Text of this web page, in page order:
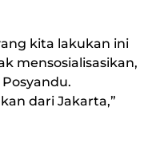
kita lakukan ini
mensosialisasikan,
dari Jakarta,”